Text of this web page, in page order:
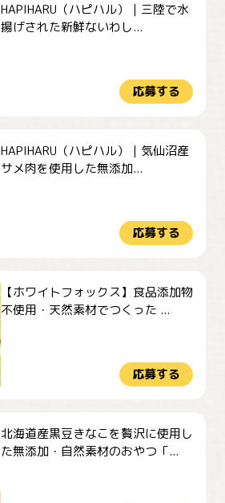
HAPIHARU（ハピハル）｜三陸で水
揚げされた新鮮ないわし...
応募する
HAPIHARU（ハピハル）｜気仙沼産
サメ肉を使用した無添加...
応募する
【ホワイトフォックス】食品添加物
不使用・天然素材でつくった ...
応募する
北海道産黒豆きなこを贅沢に使用し
た無添加・自然素材のおやつ「...